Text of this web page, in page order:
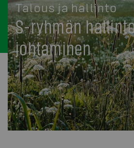
Talous ja hallinto
S-ryhmän
johtaminen